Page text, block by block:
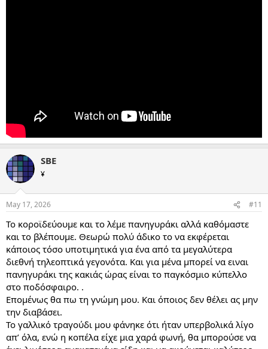
SBE
¥
May 17, 2026 #11
Το κοροϊδεύουμε και το λέμε πανηγυράκι αλλά καθόμαστε
και το βλέπουμε. Θεωρώ πολύ άδικο το να εκφέρεται
κάποιος τόσο υποτιμητικά για ένα από τα μεγαλύτερα
διεθνή τηλεοπτικά γεγονότα. Και για μένα μπορεί να ειναι
πανηγυράκι της κακιάς ώρας είναι το παγκόσμιο κύπελλο
στο ποδόσφαιρο. .
Επομένως θα πω τη γνώμη μου. Και όποιος δεν θέλει ας μην
την διαβάσει.
Το γαλλικό τραγούδι μου φάνηκε ότι ήταν υπερβολικά λίγο
απ’ όλα, ενώ η κοπέλα είχε μια χαρά φωνή, θα μπορούσε να